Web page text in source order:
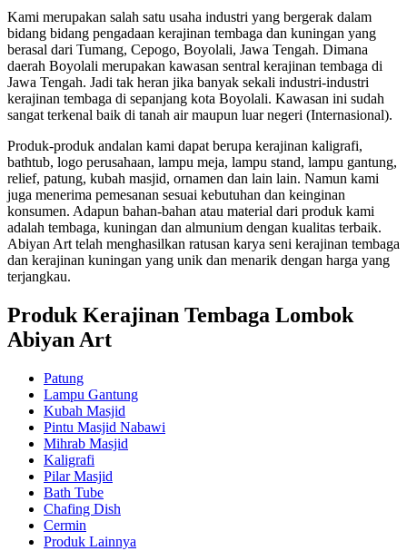
Kami merupakan salah satu usaha industri yang bergerak dalam
bidang bidang pengadaan kerajinan tembaga dan kuningan yang
berasal dari Tumang, Cepogo, Boyolali, Jawa Tengah. Dimana
daerah Boyolali merupakan kawasan sentral kerajinan tembaga di
Jawa Tengah. Jadi tak heran jika banyak sekali industri-industri
kerajinan tembaga di sepanjang kota Boyolali. Kawasan ini sudah
sangat terkenal baik di tanah air maupun luar negeri (Internasional).
Produk-produk andalan kami dapat berupa kerajinan kaligrafi,
bathtub, logo perusahaan, lampu meja, lampu stand, lampu gantung,
relief, patung, kubah masjid, ornamen dan lain lain. Namun kami
juga menerima pemesanan sesuai kebutuhan dan keinginan
konsumen. Adapun bahan-bahan atau material dari produk kami
adalah tembaga, kuningan dan almunium dengan kualitas terbaik.
Abiyan Art telah menghasilkan ratusan karya seni kerajinan tembaga
dan kerajinan kuningan yang unik dan menarik dengan harga yang
terjangkau.
Produk Kerajinan Tembaga Lombok
Abiyan Art
Patung
Lampu Gantung
Kubah Masjid
Pintu Masjid Nabawi
Mihrab Masjid
Kaligrafi
Pilar Masjid
Bath Tube
Chafing Dish
Cermin
Produk Lainnya